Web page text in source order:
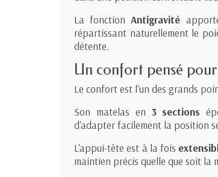
La fonctionAntigravité
répartissant naturellement le
détente.
Un confort pensé
Le confort est l'un des grands
Son matelas en 3 sections
d'adapter facilement la position
L'appui-tête est à la fois
maintien précis quelle que soit la